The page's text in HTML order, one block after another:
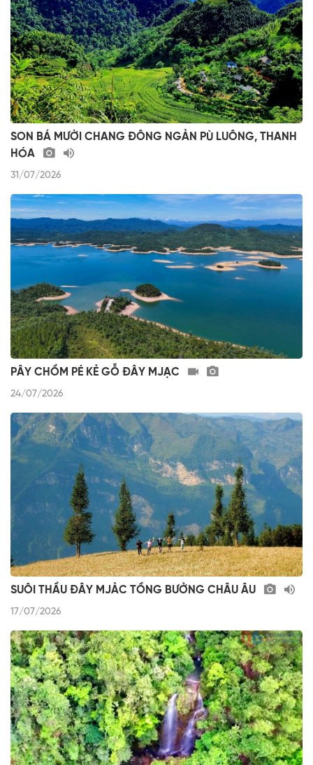
SON BÁ MƯỜI CHANG ĐÔNG NGẢN PÙ LUÔNG, THANH
HÓA
31/07/2026
PÂY CHỒM PÉ KẺ GỖ ĐÂY MJẠC
24/07/2026
SUÔI THẦU ĐÂY MJẢC TỒNG BƯỞNG CHÂU ÂU
17/07/2026